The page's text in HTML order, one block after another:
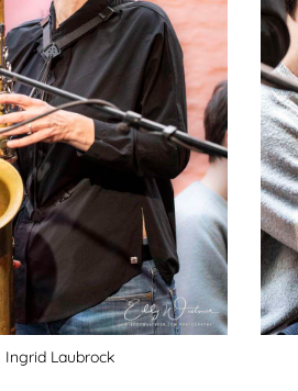
Ingrid Laubrock